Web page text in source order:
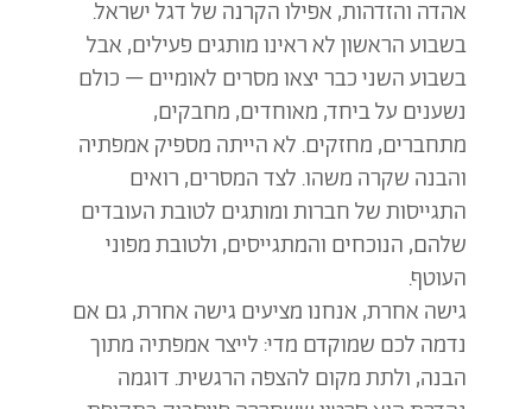
אהדה והזדהות, אפילו הקרנה של דגל ישראל.
בשבוע הראשון לא ראינו מותגים פעילים, אבל
בשבוע השני כבר יצאו מסרים לאומיים – כולם
נשענים על ביחד, מאוחדים, מחבקים,
מתחברים, מחזקים. לא הייתה מספיק אמפתיה
והבנה שקרה משהו. לצד המסרים, רואים
התגייסות של חברות ומותגים לטובת העובדים
שלהם, הנוכחים והמתגייסים, ולטובת מפוני
העוטף.
גישה אחרת, אנחנו מציעים גישה אחרת, גם אם
נדמה לכם שמוקדם מדי: לייצר אמפתיה מתוך
הבנה, ולתת מקום להצפה הרגשית. דוגמה